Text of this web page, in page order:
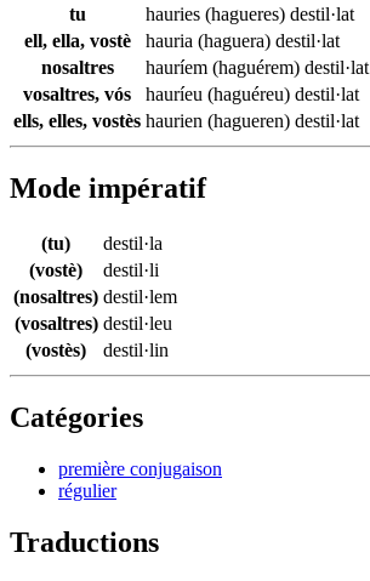
tu
hauries (hagueres) destil·lat
ell, ella, vostè
hauria (haguera) destil·lat
nosaltres
hauríem (haguérem) destil·lat
vosaltres, vós
hauríeu (haguéreu) destil·lat
ells, elles, vostès haurien (hagueren) destil·lat
Mode impératif
(tu)
destil·la
(vostè)
destil·li
(nosaltres) destil·lem
(vosaltres) destil·leu
(vostès)
destil·lin
Catégories
première conjugaison
régulier
Traductions